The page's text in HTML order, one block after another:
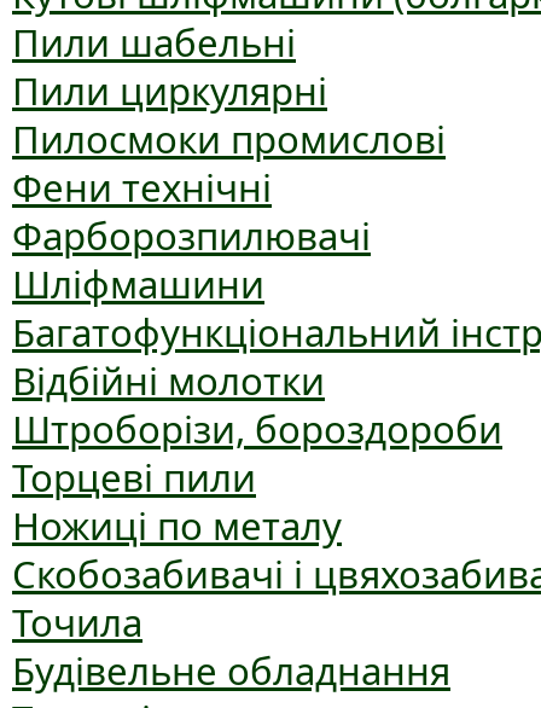
Пили шабельні
Пили циркулярні
Пилосмоки промислові
Фени технічні
Фарборозпилювачі
Шліфмашини
Багатофункціональний
Відбійні молотки
Штроборізи, бороздороби
Торцеві пили
Ножиці по металу
Скобозабивачі і
Точила
Будівельне обладнання